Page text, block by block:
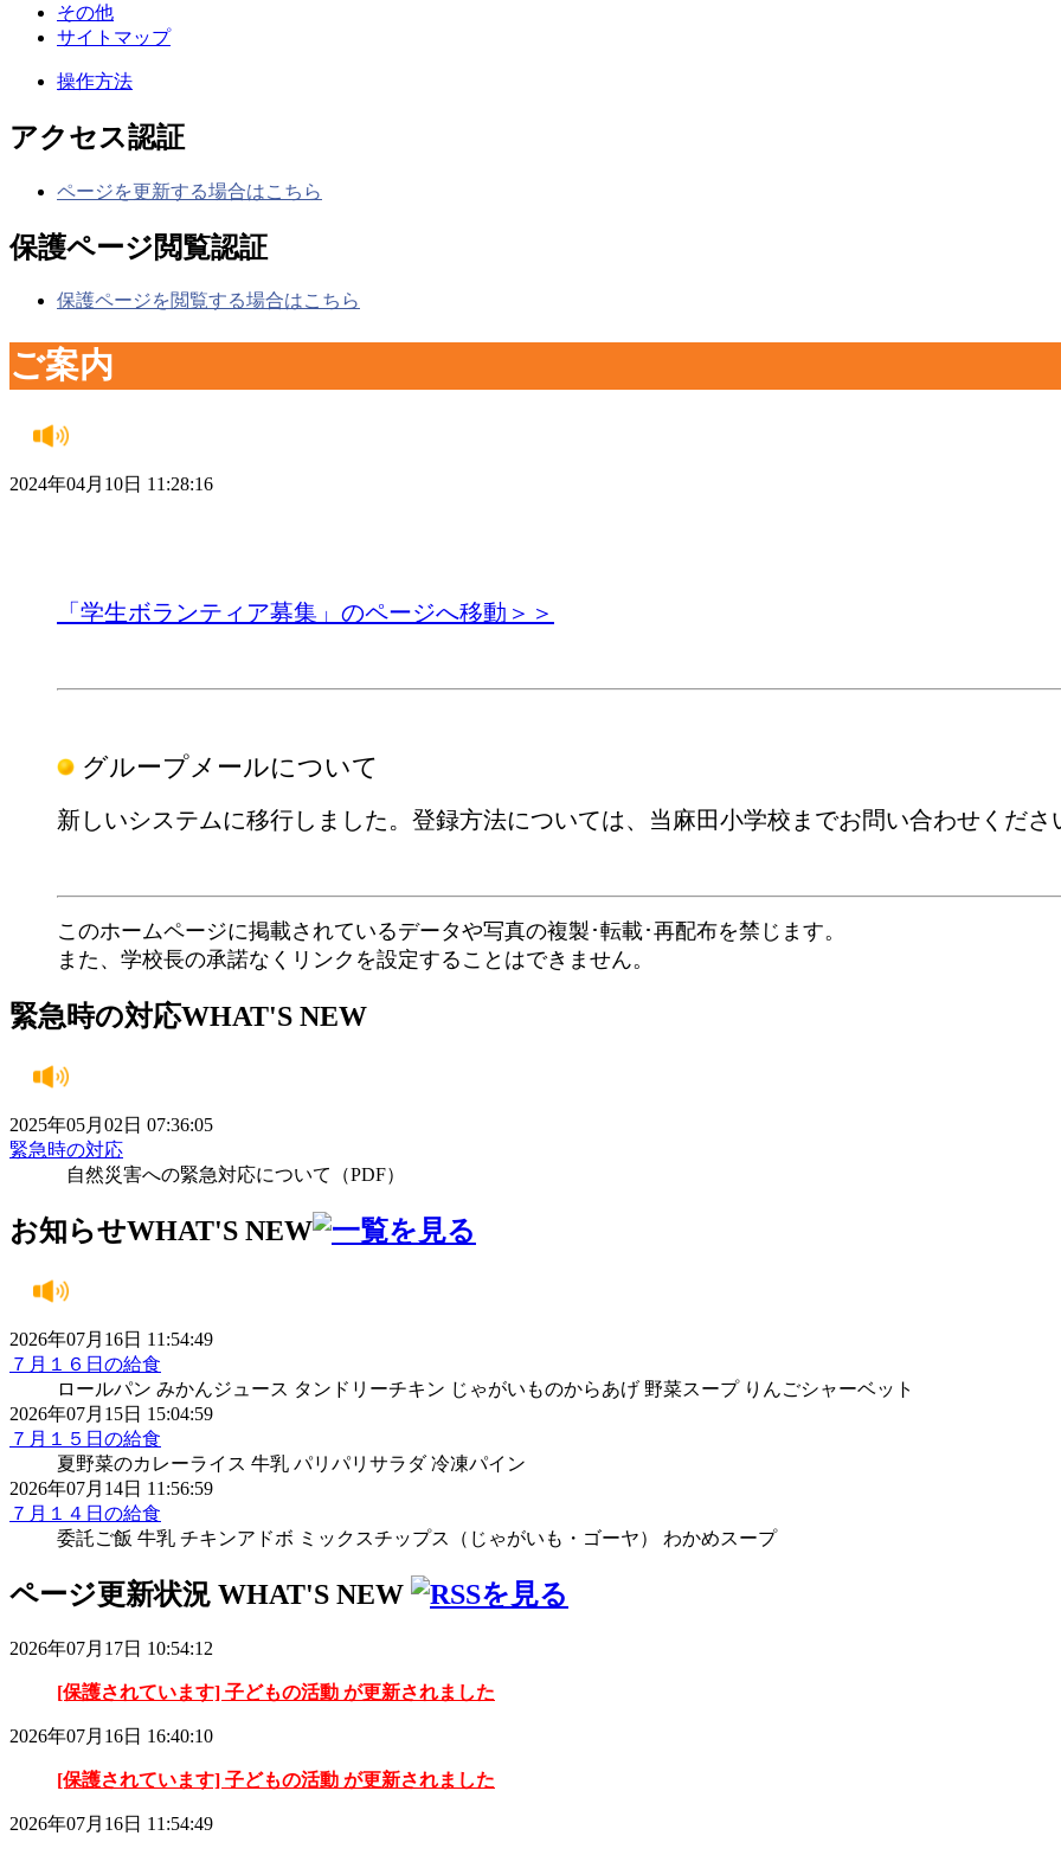
その他
サイトマップ
操作方法
アクセス認証
ページを更新する場合はこちら
保護ページ閲覧認証
保護ページを閲覧する場合はこちら
ご案内
2024年04月10日 11:28:16
「学生ボランティア募集」のページへ移動＞＞
グループメールについて
新しいシステムに移行しました。登録方法については、当麻田小学校までお問い合わせくださ
このホームページに掲載されているデータや写真の複製･転載･再配布を禁じます。
また、学校長の承諾なくリンクを設定することはできません。
緊急時の対応WHAT'S NEW
2025年05月02日 07:36:05
緊急時の対応
自然災害への緊急対応について（PDF）
お知らせWHAT'S NEW
2026年07月16日 11:54:49
７月１６日の給食
ロールパン みかんジュース タンドリーチキン じゃがいものからあげ 野菜スープ りんごシャーベット
2026年07月15日 15:04:59
７月１５日の給食
夏野菜のカレーライス 牛乳 パリパリサラダ 冷凍パイン
2026年07月14日 11:56:59
７月１４日の給食
委託ご飯 牛乳 チキンアドボ ミックスチップス（じゃがいも・ゴーヤ） わかめスープ
ページ更新状況 WHAT'S NEW
2026年07月17日 10:54:12
[保護されています] 子どもの活動 が更新されました
2026年07月16日 16:40:10
[保護されています] 子どもの活動 が更新されました
2026年07月16日 11:54:49